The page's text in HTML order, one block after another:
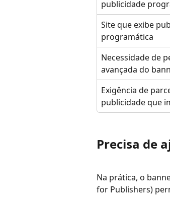
publicidade
Site que exibe
programática
Necessidade de
avançada do
Exigência de
publicidade que
Precisa de
Na prática, o
for Publishers)